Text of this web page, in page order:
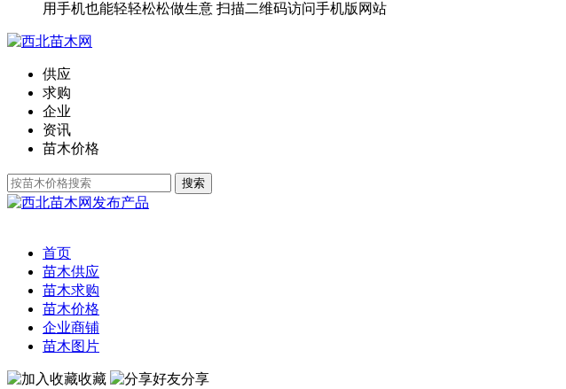
用手机也能轻轻松松做生意 扫描二维码访问手机版网站
供应
求购
企业
资讯
苗木价格
发布产品
首页
苗木供应
苗木求购
苗木价格
企业商铺
苗木图片
收藏
分享